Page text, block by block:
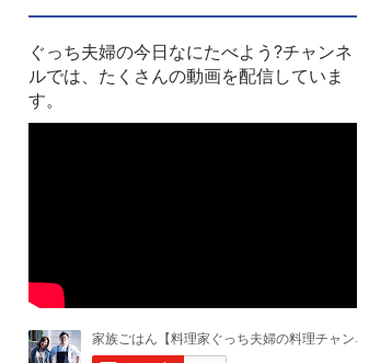
ぐっち夫婦の今日なにたべよう?チャンネ
ルでは、たくさんの動画を配信していま
す。